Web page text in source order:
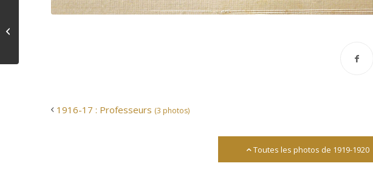
Source : Association des Anciens de Fromentin
1916-17 : Professeurs (3 photos)
Toutes les photos de 1919-1920